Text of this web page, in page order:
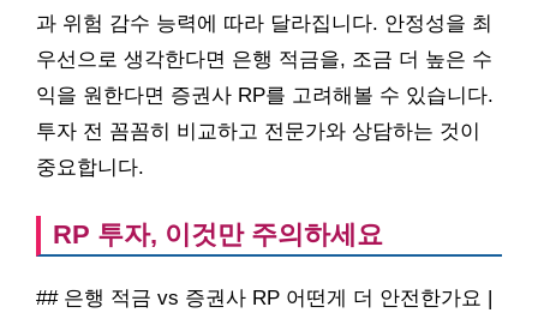
과 위험 감수 능력에 따라 달라집니다. 안정성을 최
우선으로 생각한다면 은행 적금을, 조금 더 높은 수
익을 원한다면 증권사 RP를 고려해볼 수 있습니다.
투자 전 꼼꼼히 비교하고 전문가와 상담하는 것이
중요합니다.
RP 투자, 이것만 주의하세요
## 은행 적금 vs 증권사 RP 어떤게 더 안전한가요 |